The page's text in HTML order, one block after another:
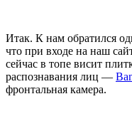
Итак. К нам обратился
что при входе на наш
сейчас в топе висит
распознавания лиц —
фронтальная камера.